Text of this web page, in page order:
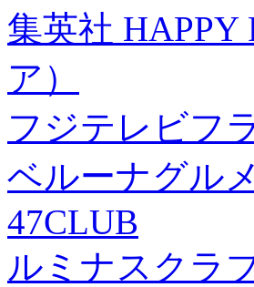
集英社 HAPPY
ア）
フジテレビフ
ベルーナグルメ
47CLUB
ルミナスクラ